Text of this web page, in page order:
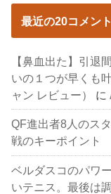
最近の20コメント
【鼻血出た】引退
いの１つが早くも
ャン レビュー）
に
QF進出者8人のス
戦のキーポイント
ベルダスコのパワ
いテニス。最後は